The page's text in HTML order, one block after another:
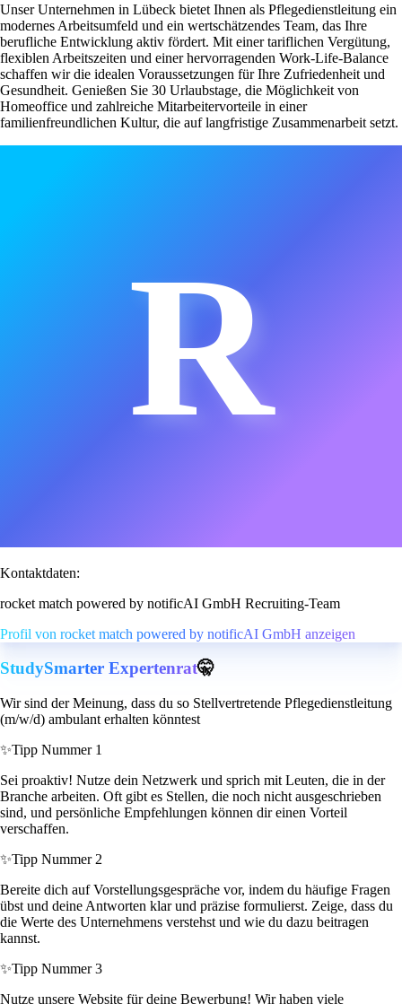
Unser Unternehmen in Lübeck bietet Ihnen als Pflegedienstleitung ein
modernes Arbeitsumfeld und ein wertschätzendes Team, das Ihre
berufliche Entwicklung aktiv fördert. Mit einer tariflichen Vergütung,
flexiblen Arbeitszeiten und einer hervorragenden Work-Life-Balance
schaffen wir die idealen Voraussetzungen für Ihre Zufriedenheit und
Gesundheit. Genießen Sie 30 Urlaubstage, die Möglichkeit von
Homeoffice und zahlreiche Mitarbeitervorteile in einer
familienfreundlichen Kultur, die auf langfristige Zusammenarbeit setzt.
R
Kontaktdaten:
rocket match powered by notificAI GmbH Recruiting-Team
Profil von rocket match powered by notificAI GmbH anzeigen
StudySmarter Expertenrat🤫
Wir sind der Meinung, dass du so Stellvertretende Pflegedienstleitung
(m/w/d) ambulant erhalten könntest
✨Tipp Nummer 1
Sei proaktiv! Nutze dein Netzwerk und sprich mit Leuten, die in der
Branche arbeiten. Oft gibt es Stellen, die noch nicht ausgeschrieben
sind, und persönliche Empfehlungen können dir einen Vorteil
verschaffen.
✨Tipp Nummer 2
Bereite dich auf Vorstellungsgespräche vor, indem du häufige Fragen
übst und deine Antworten klar und präzise formulierst. Zeige, dass du
die Werte des Unternehmens verstehst und wie du dazu beitragen
kannst.
✨Tipp Nummer 3
Nutze unsere Website für deine Bewerbung! Wir haben viele